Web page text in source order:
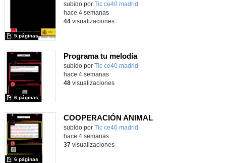
subido por Tic ce40 madrid
5 páginas
hace 4 semanas
44visualizaciones
Programa tu melodía
subido por Tic ce40 madrid
6 páginas
hace 4 semanas
48visualizaciones
COOPERACIÓN ANIMAL
subido por Tic ce40 madrid
6 páginas
hace 4 semanas
37visualizaciones